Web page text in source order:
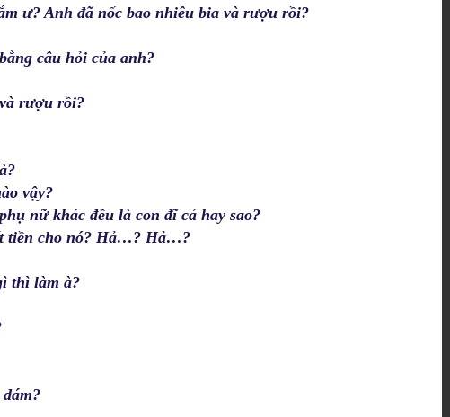
ư? Anh đã nốc bao nhiêu bia và rượu rồi?
câu hỏi của anh?
rượu rồi?
vậy?
nữ khác đều là con đĩ cả hay sao?
tiền cho nó? Hả…? Hả…?
thì làm à?